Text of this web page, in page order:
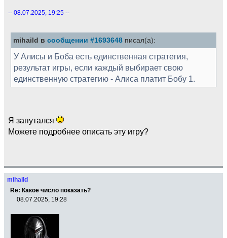
-- 08.07.2025, 19:25 --
mihaild в сообщении #1693648 писал(а):
У Алисы и Боба есть единственная стратегия,
результат игры, если каждый выбирает свою
единственную стратегию - Алиса платит Бобу 1.
Я запутался
Можете подробнее описать эту игру?
mihaild
Re: Какое число показать?
08.07.2025, 19:28